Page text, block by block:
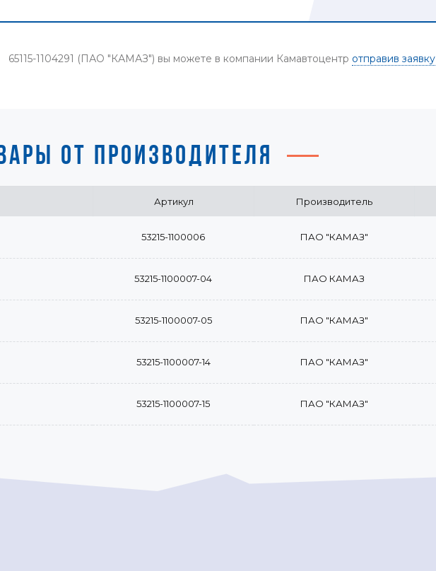
1104291 (ПАО "КАМАЗ") вы можете в компании Камавтоцентр отправив заявку
ОТ ПРОИЗВОДИТЕЛЯ
Артикул Производитель
53215-1100006 ПАО "КАМАЗ"
53215-1100007-04 ПАО КАМАЗ
53215-1100007-05 ПАО "КАМАЗ"
53215-1100007-14 ПАО "КАМАЗ"
53215-1100007-15 ПАО "КАМАЗ"